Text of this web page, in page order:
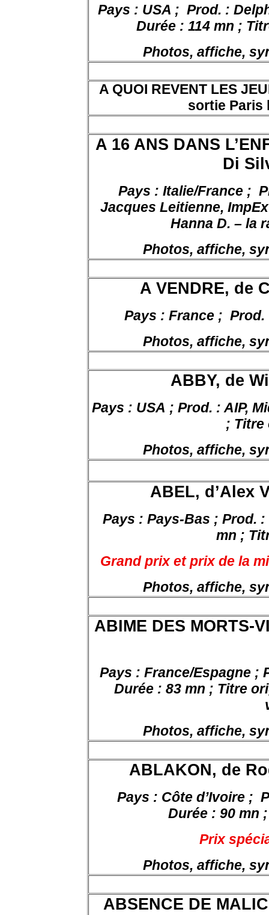
Pays : USA ; Prod. :
Durée : 114 mn ;
Photos, affiche,
A QUOI REVENT LES
sortie Paris
A 16 ANS DANS
Di
Pays : Italie/France ;
Jacques Leitienne,
Hanna D. – la
Photos, affiche,
A VENDRE, de
Pays : France ; Prod.
Photos, affiche,
ABBY, de
Pays : USA ; Prod. : AIP,
; Titre
Photos, affiche,
ABEL, d’Alex
Pays : Pays-Bas ; Prod.
mn ;
Grand prix et prix de la
Photos, affiche,
ABIME DES MORTS-
Pays : France/Espagne ;
Durée : 83 mn ; Titre
Photos, affiche,
ABLAKON, de
Pays : Côte d’Ivoire ;
Durée : 90 mn
Prix
Photos, affiche,
ABSENCE DE